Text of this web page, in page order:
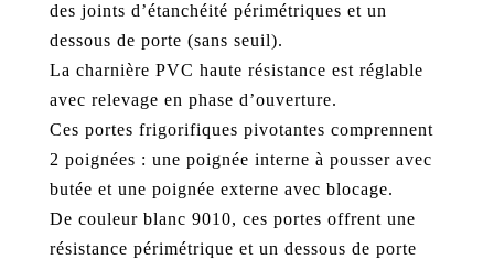
des joints d’étanchéité périmétriques et un
dessous de porte (sans seuil).
La charnière PVC haute résistance est réglable
avec relevage en phase d’ouverture.
Ces portes frigorifiques pivotantes comprennent
2 poignées : une poignée interne à pousser avec
butée et une poignée externe avec blocage.
De couleur blanc 9010, ces portes offrent une
résistance périmétrique et un dessous de porte